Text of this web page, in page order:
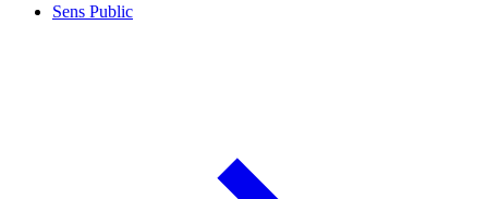
Sens Public